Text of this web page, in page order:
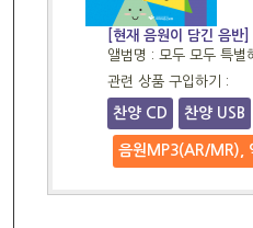
[현재 음원이 담긴 음반]
앨범명 : 모두 모두 특별
관련 상품 구입하기 :
찬양 CD 찬양 USB
음원MP3(AR/MR),